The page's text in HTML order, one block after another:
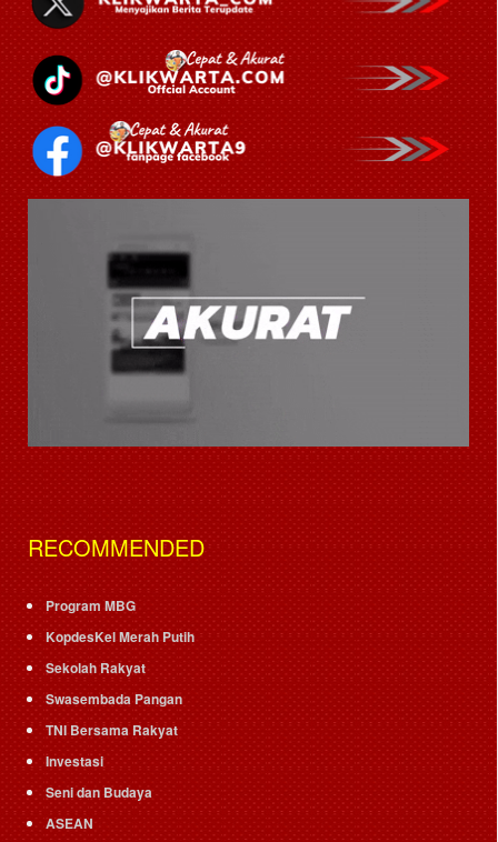
RECOMMENDED
Program MBG
KopdesKel Merah Putih
Sekolah Rakyat
Swasembada Pangan
TNI Bersama Rakyat
Investasi
Seni dan Budaya
ASEAN